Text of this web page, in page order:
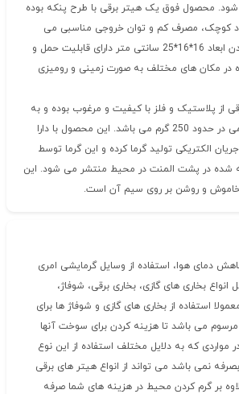
شود. محصول فوق یک هیتر برقی با طرح پنکه بوده
کوچک، مصرف کم و توان خروجی مناسبی می
باشد. این هیتر با دارا بودن ابعاد 16*16*25 سانتی متر دارای قابلیت حمل و
در مکان های مختلف به صورت زمینی و رومیزی
از پلاستیک و فلز با کیفیت و مرغوب بوده و به
همین دلیل دارای وزن کمی در حدود 250 گرم می باشد. این محصول با دارا
الکتریکی تولید گرما کرده و این گرما توسط
شده در پشت المنت در محیط منتشر می شود. این
و روشن بر روی سیم آن است.
دمای هوا، استفاده از وسایل گرمایشی امری
بخاری های گازی، بخاری برقی، شوفاژ،
استفاده از بخاری های گازی و شوفاژ ها برای
مرسوم می باشد تا هزینه کردن برای سوخت آنها
مواردی که به دلایل مختلف استفاده از این نوع
نمی باشد می تواند از انواع هیتر های برقی
بر گرم کردن محیط در هزینه های شما صرفه